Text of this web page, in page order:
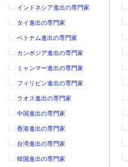
インドネシア進出の専門家
タイ進出の専門家
ベトナム進出の専門家
カンボジア進出の専門家
ミャンマー進出の専門家
フィリピン進出の専門家
ラオス進出の専門家
中国進出の専門家
香港進出の専門家
台湾進出の専門家
韓国進出の専門家